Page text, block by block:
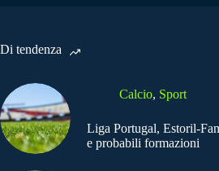
Di tendenza
Calcio, Sport
Liga Portugal, Estoril-
e probabili formazioni